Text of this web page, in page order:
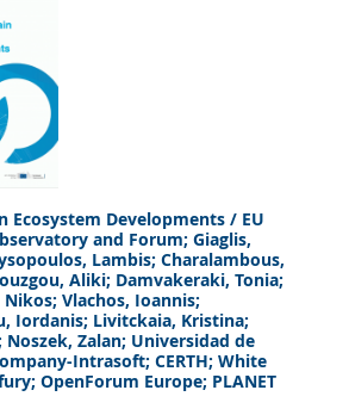
Ecosystem Developments/ EU
and Forum; Giaglis,
Lambis; Charalambous,
Aliki; Damvakeraki, Tonia;
Vlachos, Ioannis;
Iordanis; Livitckaia, Kristina;
Noszek, Zalan; Universidad de
Intrasoft; CERTH; White
OpenForum Europe; PLANET